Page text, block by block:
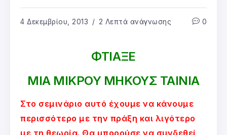
4 Δεκεμβρίου, 2013 2 Λεπτά ανάγνωσης 0
ΦΤΙΑΞΕ
ΜΙΑ ΜΙΚΡΟΥ ΜΗΚΟΥΣ ΤΑΙΝΙΑ
Στο σεμινάριο αυτό έχουμε να κάνουμε
περισσότερο με την πράξη και λιγότερο
με τη θεωρία. Θα μπορούσε να συνδεθεί